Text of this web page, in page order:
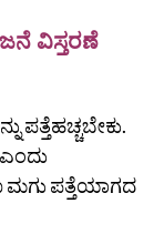
ವಿಸ್ತರಣೆ
ಮಗು ಪತ್ತೆಯಾಗದ